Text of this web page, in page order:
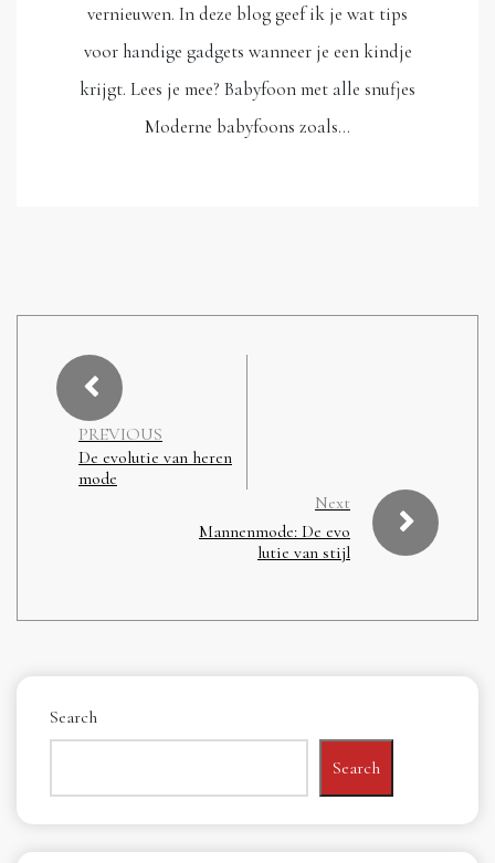
vernieuwen. In deze blog geef ik je wat tips
voor handige gadgets wanneer je een kindje
krijgt. Lees je mee? Babyfoon met alle snufjes
Moderne babyfoons zoals…
PREVIOUS
De evolutie van heren
mode
Next
Mannenmode: De evo
lutie van stijl
Search
Search